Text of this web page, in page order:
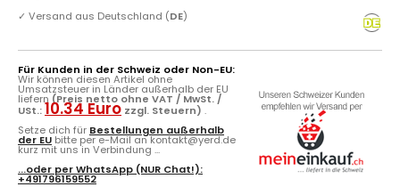
✓ Versand aus Deutschland (DE)
Für Kunden in der Schweiz oder Non-EU:
Wir können diesen Artikel ohne
Umsatzsteuer in Länder außerhalb der EU
liefern (Preis netto ohne VAT / MwSt. /
USt.:10.34 Euro zzgl. Steuern) .
Setze dich für Bestellungen außerhalb
der EU bitte per e-Mail an kontakt@yerd.de
kurz mit uns in Verbindung ...
...oder perWhatsApp (NUR Chat!):
+491796159552